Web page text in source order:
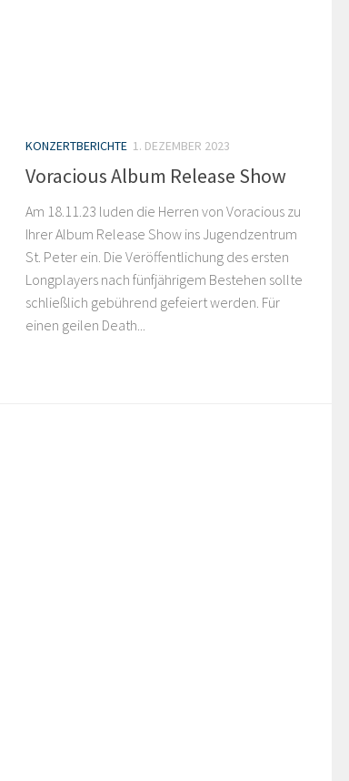
KONZERTBERICHTE 1. DEZEMBER 2023
Voracious Album Release Show
Am 18.11.23 luden die Herren von Voracious zu
Ihrer Album Release Show ins Jugendzentrum
St. Peter ein. Die Veröffentlichung des ersten
Longplayers nach fünfjährigem Bestehen sollte
schließlich gebührend gefeiert werden. Für
einen geilen Death...